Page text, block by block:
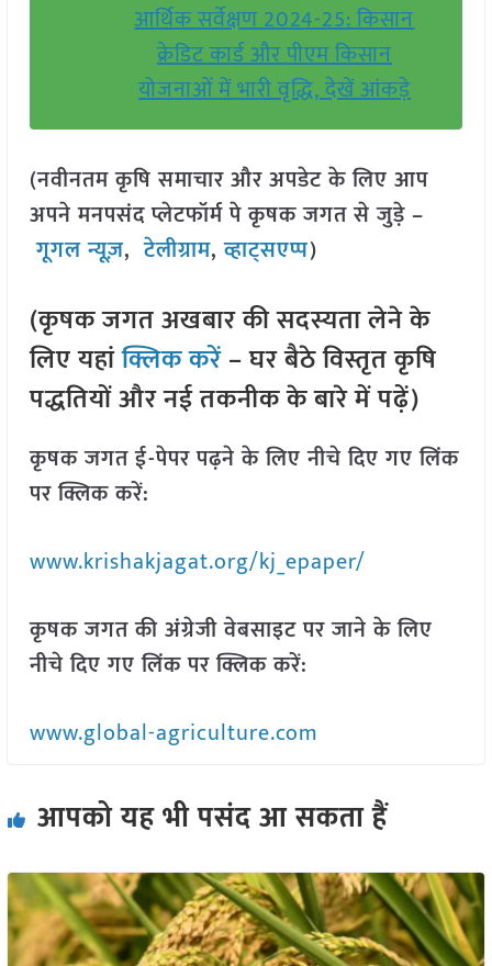
आर्थिक सर्वेक्षण 2024-25: किसान
क्रेडिट कार्ड और पीएम किसान
योजनाओं में भारी वृद्धि, देखें आंकड़े
(नवीनतम कृषि समाचार और अपडेट के लिए आप
अपने मनपसंद प्लेटफॉर्म पे कृषक जगत से जुड़े –
गूगल न्यूज़,टेलीग्राम,व्हाट्सएप्प)
(कृषक जगत अखबार की सदस्यता लेने के
लिए यहांक्लिक करें– घर बैठे विस्तृत कृषि
पद्धतियों और नई तकनीक के बारे में पढ़ें)
कृषक जगत ई-पेपर पढ़ने के लिए नीचे दिए गए लिंक
पर क्लिक करें:
www.krishakjagat.org/kj_epaper/
कृषक जगत की अंग्रेजी वेबसाइट पर जाने के लिए
नीचे दिए गए लिंक पर क्लिक करें:
www.global-agriculture.com
आपको यह भी पसंद आ सकता हैं